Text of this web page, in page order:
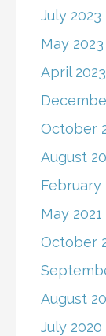
July 2023
May 2023
April 2023
October
August
February
May 2021
October
August
July 2020